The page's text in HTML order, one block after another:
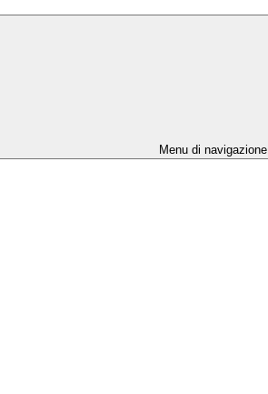
Menu di navigazione